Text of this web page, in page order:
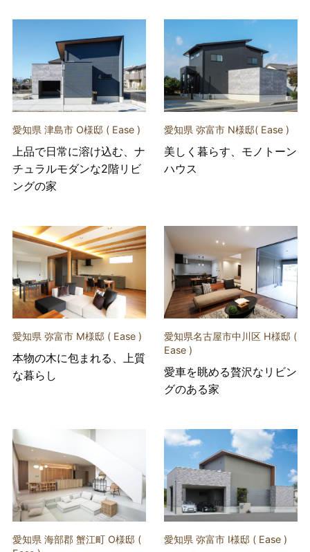
愛知県 津島市 O様邸 ( Ease )
上品で日常に溶け込む、ナ
チュラルモダンな2階リビ
ングの家
愛知県 弥富市 N様邸( Ease )
美しく暮らす、モノトーン
ハウス
愛知県 弥富市 M様邸 ( Ease )
本物の木に包まれる、上質
な暮らし
愛知県名古屋市中川区 H様邸 (
Ease )
愛車を眺める贅沢なリビン
グのある家
愛知県 海部郡 蟹江町 O様邸 (
愛知県 弥富市 I様邸 ( Ease )